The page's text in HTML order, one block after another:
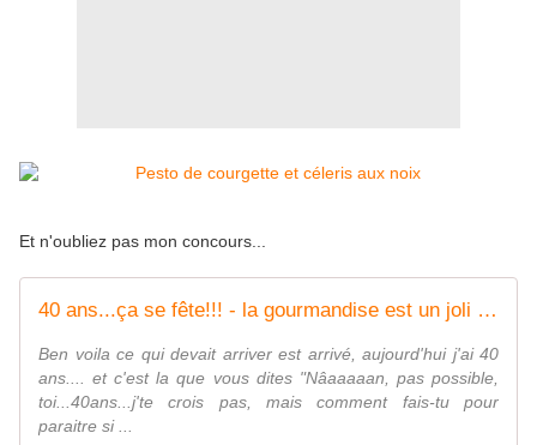
Et n'oubliez pas mon concours...
40 ans...ça se fête!!! - la gourmandise est un joli défaut
Ben voila ce qui devait arriver est arrivé, aujourd'hui j'ai 40
ans.... et c'est la que vous dites "Nâaaaaan, pas possible,
toi...40ans...j'te crois pas, mais comment fais-tu pour
paraitre si ...